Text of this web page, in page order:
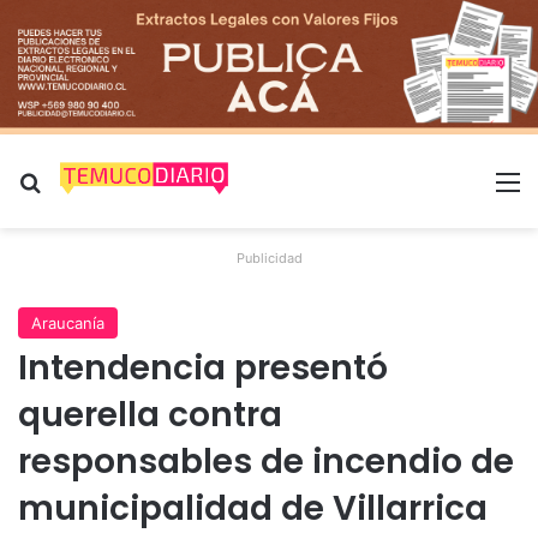
Buscar por
Publicidad
Araucanía
Intendencia presentó
querella contra
responsables de incendio de
municipalidad de Villarrica